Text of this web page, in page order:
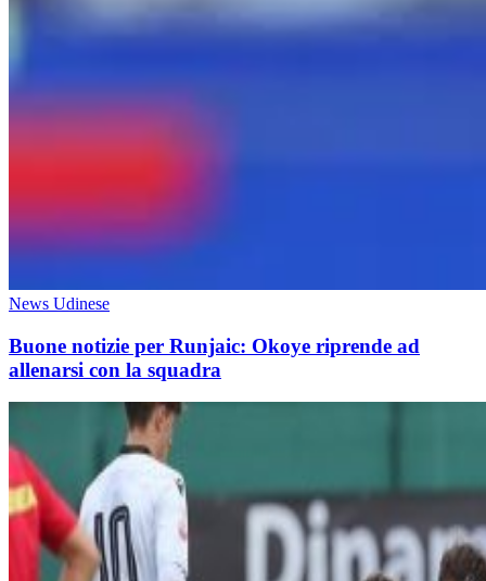
News Udinese
Buone notizie per Runjaic: Okoye riprende ad
allenarsi con la squadra